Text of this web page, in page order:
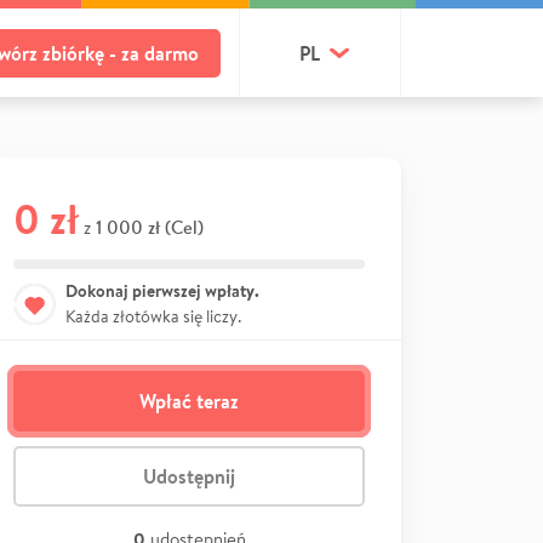
zbiórkę - za darmo PL
0 zł z 1 000 zł (Cel)
Dokonaj pierwszej wpłaty.
Każda złotówka się liczy.
Wpłać teraz
Udostępnij